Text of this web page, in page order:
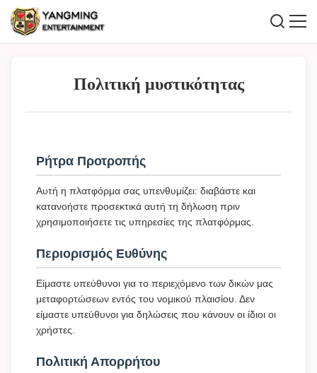
Πολιτική μυστικότητας
Ρήτρα Προτροπής
Αυτή η πλατφόρμα σας υπενθυμίζει: διαβάστε και
κατανοήστε προσεκτικά αυτή τη δήλωση πριν
χρησιμοποιήσετε τις υπηρεσίες της πλατφόρμας.
Περιορισμός Ευθύνης
Είμαστε υπεύθυνοι για το περιεχόμενο των δικών μας
μεταφορτώσεων εντός του νομικού πλαισίου. Δεν
είμαστε υπεύθυνοι για δηλώσεις που κάνουν οι ίδιοι οι
χρήστες.
Πολιτική Απορρήτου